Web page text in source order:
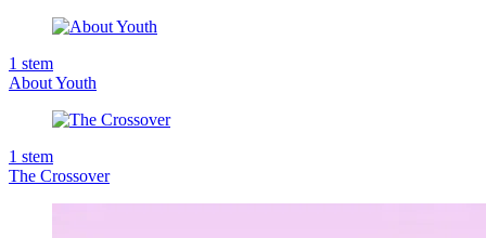
1 stem
About Youth
1 stem
The Crossover